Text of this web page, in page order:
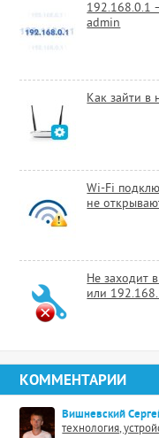
192.168.0.1
admin
Как зайти в
Wi-Fi
не
Не заходит
или
КОММЕНТАРИИ
Вишневский
технология,